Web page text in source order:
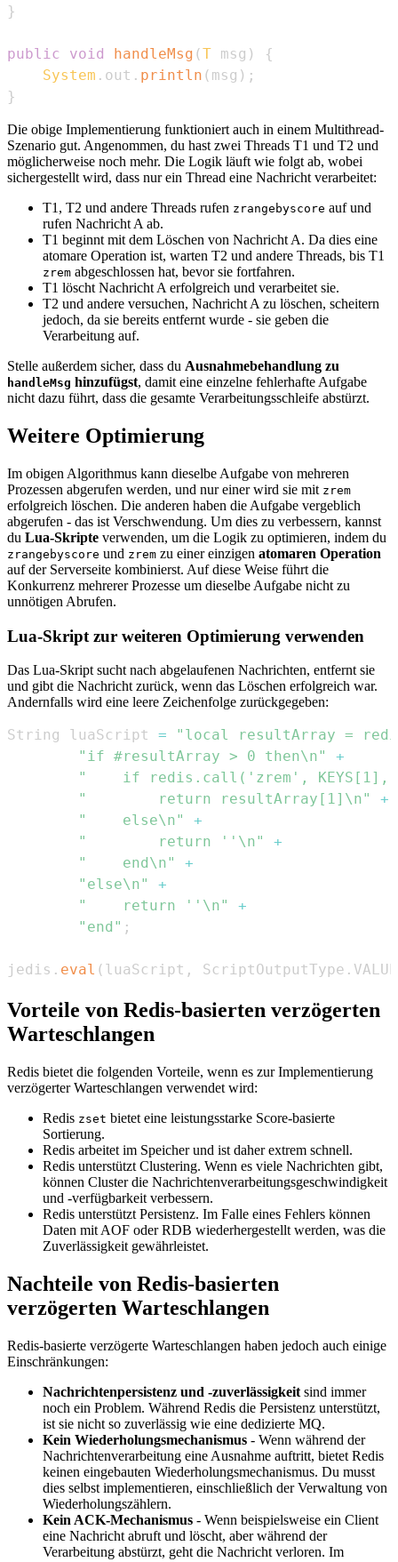
}
public void handleMsg (T msg )
{
System . out . println ( msg ) ;
}
Die obige Implementierung funktioniert auch in einem Multithread-
Szenario gut. Angenommen, du hast zwei Threads T1 und T2 und
möglicherweise noch mehr. Die Logik läuft wie folgt ab, wobei
sichergestellt wird, dass nur ein Thread eine Nachricht verarbeitet:
T1, T2 und andere Threads rufen zrangebyscore auf und
rufen Nachricht A ab.
T1 beginnt mit dem Löschen von Nachricht A. Da dies eine
atomare Operation ist, warten T2 und andere Threads, bis T1
zrem abgeschlossen hat, bevor sie fortfahren.
T1 löscht Nachricht A erfolgreich und verarbeitet sie.
T2 und andere versuchen, Nachricht A zu löschen, scheitern
jedoch, da sie bereits entfernt wurde - sie geben die
Verarbeitung auf.
Stelle außerdem sicher, dass du Ausnahmebehandlung zu
handleMsg hinzufügst, damit eine einzelne fehlerhafte Aufgabe
nicht dazu führt, dass die gesamte Verarbeitungsschleife abstürzt.
Weitere Optimierung
Im obigen Algorithmus kann dieselbe Aufgabe von mehreren
Prozessen abgerufen werden, und nur einer wird sie mit zrem
erfolgreich löschen. Die anderen haben die Aufgabe vergeblich
abgerufen - das ist Verschwendung. Um dies zu verbessern, kannst
du Lua-Skripte verwenden, um die Logik zu optimieren, indem du
zrangebyscore und zrem zu einer einzigen atomaren Operation
auf der Serverseite kombinierst. Auf diese Weise führt die
Konkurrenz mehrerer Prozesse um dieselbe Aufgabe nicht zu
unnötigen Abrufen.
Lua-Skript zur weiteren Optimierung verwenden
Das Lua-Skript sucht nach abgelaufenen Nachrichten, entfernt sie
und gibt die Nachricht zurück, wenn das Löschen erfolgreich war.
Andernfalls wird eine leere Zeichenfolge zurückgegeben:
String luaScript =
"local resultArray =
"if #resultArray > 0 then\n"
+
"    if redis.call('zrem', KEYS[1],
"        return resultArray[1]\n"
+
"    else\n"
+
"        return ''\n"
+
"    end\n"
+
"else\n"
+
"    return ''\n"
+
"end" ;
jedis . eval ( luaScript , ScriptOutputType . VALUE
Vorteile von Redis-basierten verzögerten
Warteschlangen
Redis bietet die folgenden Vorteile, wenn es zur Implementierung
verzögerter Warteschlangen verwendet wird:
Redis zset bietet eine leistungsstarke Score-basierte
Sortierung.
Redis arbeitet im Speicher und ist daher extrem schnell.
Redis unterstützt Clustering. Wenn es viele Nachrichten gibt,
können Cluster die Nachrichtenverarbeitungsgeschwindigkeit
und -verfügbarkeit verbessern.
Redis unterstützt Persistenz. Im Falle eines Fehlers können
Daten mit AOF oder RDB wiederhergestellt werden, was die
Zuverlässigkeit gewährleistet.
Nachteile von Redis-basierten
verzögerten Warteschlangen
Redis-basierte verzögerte Warteschlangen haben jedoch auch einige
Einschränkungen:
Nachrichtenpersistenz und -zuverlässigkeit sind immer
noch ein Problem. Während Redis die Persistenz unterstützt,
ist sie nicht so zuverlässig wie eine dedizierte MQ.
Kein Wiederholungsmechanismus - Wenn während der
Nachrichtenverarbeitung eine Ausnahme auftritt, bietet Redis
keinen eingebauten Wiederholungsmechanismus. Du musst
dies selbst implementieren, einschließlich der Verwaltung von
Wiederholungszählern.
Kein ACK-Mechanismus - Wenn beispielsweise ein Client
eine Nachricht abruft und löscht, aber während der
Verarbeitung abstürzt, geht die Nachricht verloren. Im